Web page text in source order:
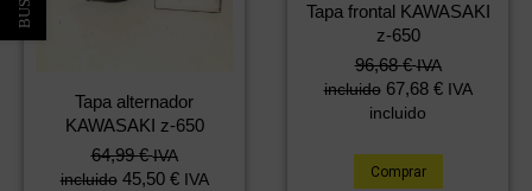
Tapa alternador
KAWASAKI z-650
64,99€ IVA
incluido 45,50 € IVA
Tapa frontal KAWASAKI
z-650
96,68€ IVA
incluido 67,68 € IVA
incluido
Comprar